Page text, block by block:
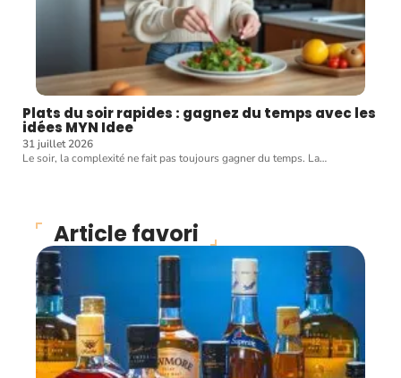
Plats du soir rapides : gagnez du temps avec les
idées MYN Idee
31 juillet 2026
Le soir, la complexité ne fait pas toujours gagner du temps. La…
Article favori